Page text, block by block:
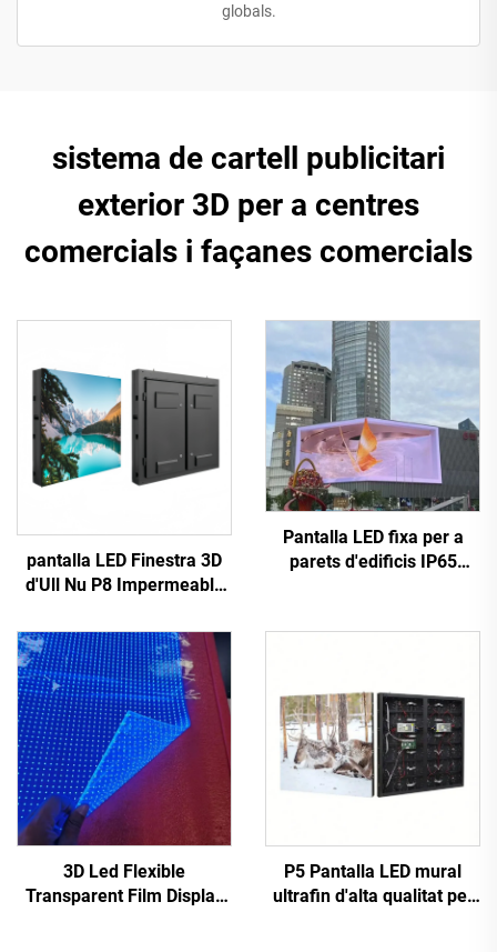
globals.
sistema de cartell publicitari
exterior 3D per a centres
comercials i façanes comercials
pantalla LED Finestra 3D
d'Ull Nu P8 Impermeable
Senyalització LED Exterior
Pantalla LED fixa per a
parets d'edificis IP65
publicitat comercial
3D Led Flexible
Transparent Film Display
P5 Pantalla LED mural
ultrafin d'alta qualitat per